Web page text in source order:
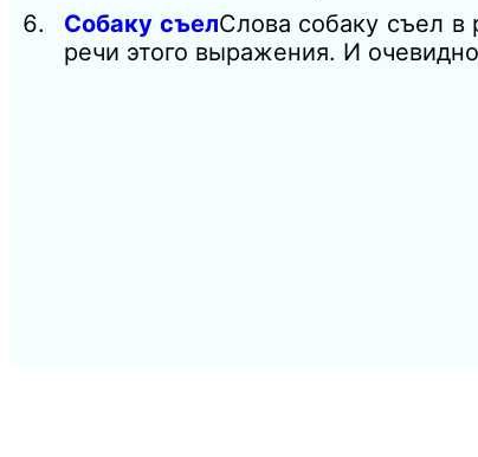
Собаку съелСлова собаку съел в
речи этого выражения. И